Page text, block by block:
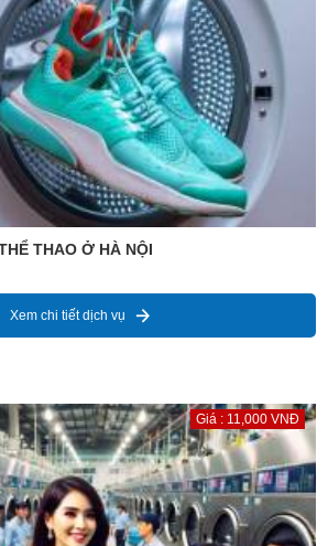
THAO Ở HÀ NỘI
Xem chi tiết dịch vụ
Giá : 11,000 VNĐ